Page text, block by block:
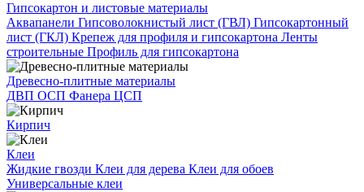
Гипсокартон и листовые материалы
Аквапанели Гипсоволокнистый лист (ГВЛ) Гипсокартонный
лист (ГКЛ) Крепеж для профиля и гипсокартона Ленты
строительные Профиль для гипсокартона
Древесно-плитные материалы
ДВП ОСП Фанера ЦСП
Кирпич
Клеи
Жидкие гвозди Клеи для дерева Клеи для обоев
Универсальные клеи